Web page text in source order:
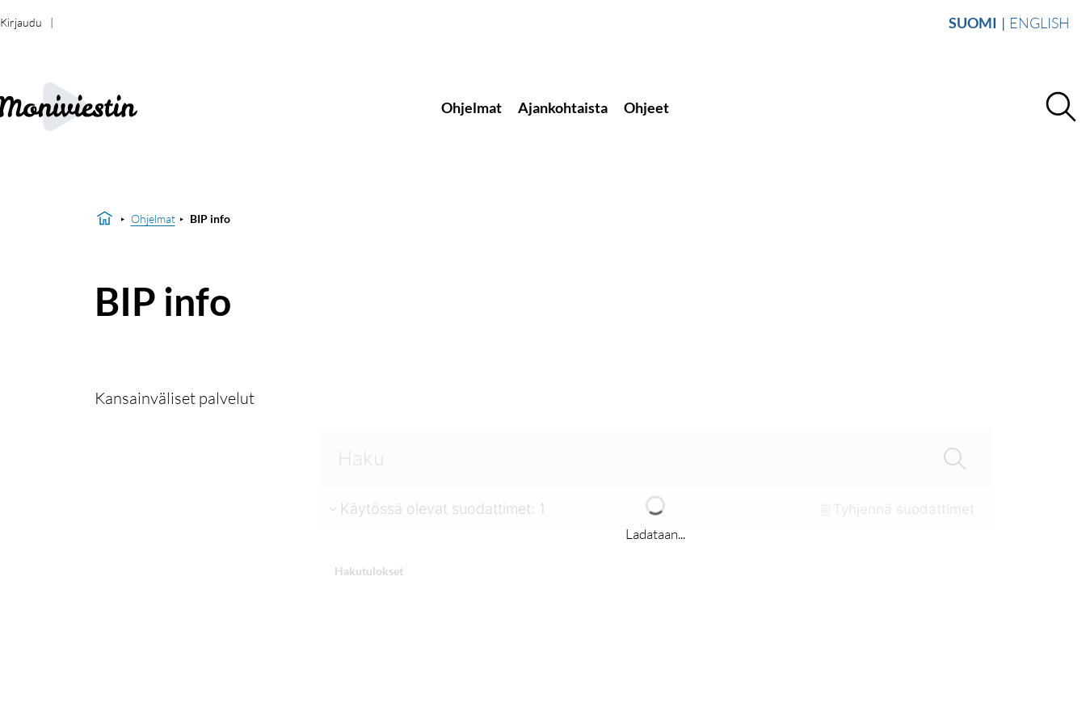
SUOMI ENGLISH
Kirjaudu
Ohjelmat Ajankohtaista Ohjeet
Ohjelmat BIP info
BIP info
Kansainväliset palvelut
Käytössä olevat suodattimet: 1
Hakutulokset
Ladataan...